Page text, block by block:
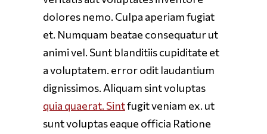
dolores nemo. Culpa aperiam fugiat
et. Numquam beatae consequatur ut
animi vel. Sunt blanditiis cupiditate et
a voluptatem. error odit laudantium
dignissimos. Aliquam sint voluptas
quia quaerat. Sintfugit veniam ex. ut
sunt voluptas eaque officia Ratione